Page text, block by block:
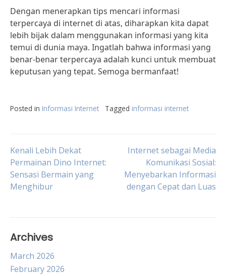
Dengan menerapkan tips mencari informasi
terpercaya di internet di atas, diharapkan kita dapat
lebih bijak dalam menggunakan informasi yang kita
temui di dunia maya. Ingatlah bahwa informasi yang
benar-benar terpercaya adalah kunci untuk membuat
keputusan yang tepat. Semoga bermanfaat!
Posted in Informasi Internet Tagged informasi internet
Post
navigation
Kenali Lebih Dekat
Permainan Dino Internet:
Sensasi Bermain yang
Menghibur
Internet sebagai Media
Komunikasi Sosial:
Menyebarkan Informasi
dengan Cepat dan Luas
Archives
March 2026
February 2026